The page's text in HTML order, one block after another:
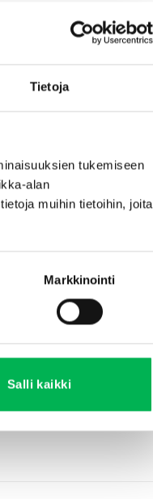
Tietoja
tukemiseen
alan
muihin tietoihin, joita
Markkinointi
Salli kaikki